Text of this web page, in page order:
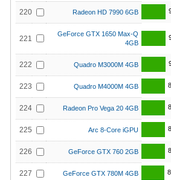
220 Radeon HD 7990 6GB
221
GeForce GTX 1650 Max-Q
4GB
222 Quadro M3000M 4GB
223 Quadro M4000M 4GB
224 Radeon Pro Vega 20 4GB
225 Arc 8-Core iGPU
226 GeForce GTX 760 2GB
227 GeForce GTX 780M 4GB